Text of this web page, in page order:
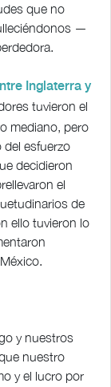
que no
—
Inglaterra y
tuvieron el
mediano, pero
esfuerzo
decidieron
el
de
ello tuvieron lo
y nuestros
nuestro
y el lucro por